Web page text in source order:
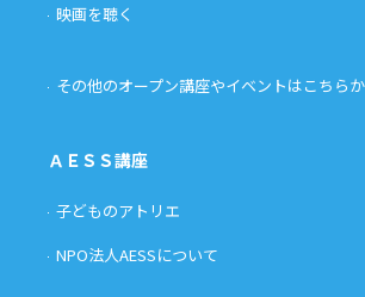
映画を聴く
その他のオープン講座やイベントはこちら
ＡＥＳＳ講座
子どものアトリエ
NPO法人AESSについて